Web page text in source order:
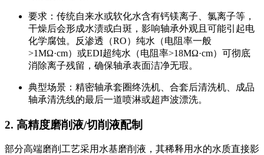
要求：传统自来水或软化水含有钙镁离子、氯离子等，
干燥后会形成水渍或白斑，影响轴承外观且可能引起电
化学腐蚀。反渗透（RO）纯水（电阻率一般
>1MΩ·cm）或EDI超纯水（电阻率>18MΩ·cm）可彻底
消除离子残留，确保轴承表面洁净无瑕。
典型场景：精密轴承套圈终洗机、合套后清洗机、成品
轴承清洗线的最后一道喷淋或超声波漂洗。
2. 高精度磨削液/切削液配制
部分高端磨削工艺采用水基磨削液，其稀释用水的水质直接影